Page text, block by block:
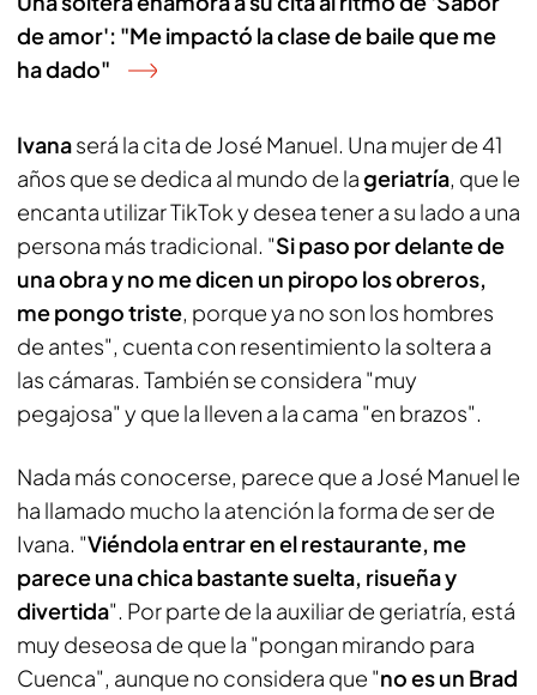
de amor': "Me impactó la clase de baile que me
ha dado"
Ivanaserá la cita de José Manuel. Una mujer de 41
años que se dedica al mundo de lageriatría, que le
encanta utilizar TikTok y desea tener a su lado a una
persona más tradicional. "Si paso por delante de
una obra y no me dicen un piropo los obreros,
me pongo triste, porque ya no son los hombres
de antes", cuenta con resentimiento la soltera a
las cámaras. También se considera "muy
pegajosa" y que la lleven a la cama "en brazos".
Nada más conocerse, parece que a José Manuel le
ha llamado mucho la atención la forma de ser de
Ivana. "Viéndola entrar en el restaurante, me
parece una chica bastante suelta, risueña y
divertida". Por parte de la auxiliar de geriatría, está
muy deseosa de que la "pongan mirando para
Cuenca", aunque no considera que "no es un Brad